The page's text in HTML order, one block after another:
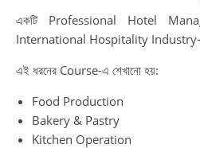
একটি Professional Hotel
International Hospitality Industry-র
এই ধরনের Course-এ শেখানো হয়:
Food Production
Bakery & Pastry
Kitchen Operation